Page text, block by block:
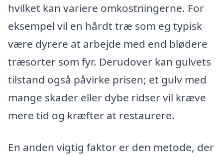
hvilket kan variere omkostningerne. For
eksempel vil en hårdt træ som eg typisk
være dyrere at arbejde med end blødere
træsorter som fyr. Derudover kan gulvets
tilstand også påvirke prisen; et gulv med
mange skader eller dybe ridser vil kræve
mere tid og kræfter at restaurere.
En anden vigtig faktor er den metode, der